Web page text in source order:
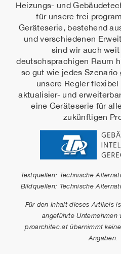
Heizungs- und
für unsere frei
Geräteserie, bestehend
und verschiedenen
sind wir auch weit
deutschsprachigen Raum
so gut wie jedes Szenario
unsere Regler
aktualisier- und
eine Geräteserie für
zukünftigen
Textquellen: Technische
Bildquellen: Technische
Für den Inhalt dieses Artikels
angeführte Unternehmen
proarchitec.at übernimmt
Angaben.